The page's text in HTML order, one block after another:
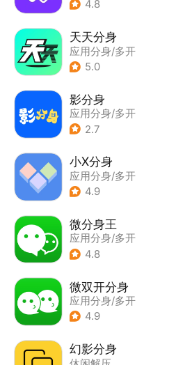
4.8
天天分身
应用分身/多开
5.0
影分身
应用分身/多开
2.7
小X分身
应用分身/多开
4.9
微分身王
应用分身/多开
4.8
微双开分身
应用分身/多开
4.9
幻影分身